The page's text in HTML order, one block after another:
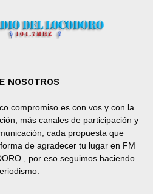
NOSOTROS
compromiso es con vos y con la
más canales de participación y
cada propuesta que
de agradecer tu lugar en FM
, por eso seguimos haciendo